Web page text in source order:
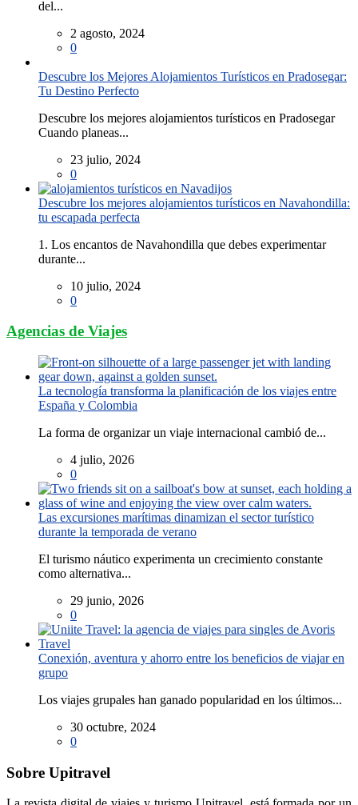
del...
2 agosto, 2024
0
Descubre los Mejores Alojamientos Turísticos en Pradosegar:
Tu Destino Perfecto
Descubre los mejores alojamientos turísticos en Pradosegar
Cuando planeas...
23 julio, 2024
0
Descubre los mejores alojamientos turísticos en Navahondilla:
tu escapada perfecta
1. Los encantos de Navahondilla que debes experimentar
durante...
10 julio, 2024
0
Agencias de Viajes
La tecnología transforma la planificación de los viajes entre
España y Colombia
La forma de organizar un viaje internacional cambió de...
4 julio, 2026
0
Las excursiones marítimas dinamizan el sector turístico
durante la temporada de verano
El turismo náutico experimenta un crecimiento constante
como alternativa...
29 junio, 2026
0
Conexión, aventura y ahorro entre los beneficios de viajar en
grupo
Los viajes grupales han ganado popularidad en los últimos...
30 octubre, 2024
0
Sobre Upitravel